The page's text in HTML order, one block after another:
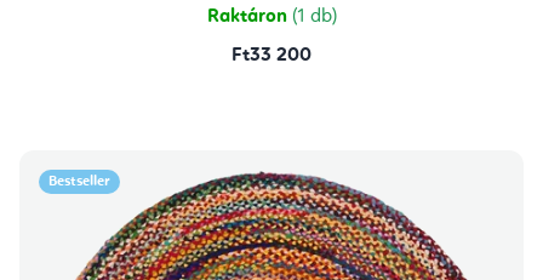
Raktáron (1 db)
Ft33 200
Bestseller